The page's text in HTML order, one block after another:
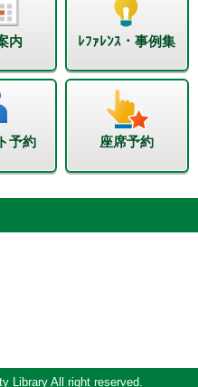
内 ﾚﾌｧﾚﾝｽ・事例集
予約 座席予約
Library All right reserved.